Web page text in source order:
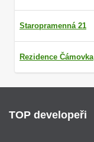
Staropramenná 21
Rezidence Čámovka
TOP developeři